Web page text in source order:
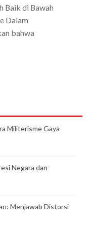
Baik di Bawah
Dalam
bahwa
Militerisme Gaya
Negara dan
Menjawab Distorsi